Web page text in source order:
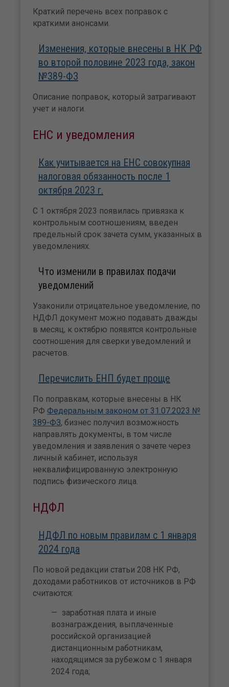
Краткий перечень всех поправок с
краткими анонсами.
Изменения, которые внесены в НК РФ
во второй половине 2023 года, закон
№389-ФЗ
Описание поправок, который затрагивают
учет и налоги.
ЕНС и уведомления
Как учитывается на ЕНС совокупная
налоговая обязанность после 1
октября 2023 г.
С 1 октября 2023 появилась привязка к
контрольным соотношениям, введен
предельный срок зачета сумм, указанных в
уведомлениях.
Что изменили в правилах подачи
уведомлений
Узаконили отрицательное уведомление, по
НДФЛ документ можно подавать дважды
в месяц, к октябрю появятся контрольные
соотношения для сверки уведомлений и
расчетов.
Перечислить ЕНП будет проще
По поправкам, которые внесены в НК
РФ Федеральным законом от 31.07.2023 №
389-ФЗ, бизнес получил возможность
направлять документы, в том числе
уведомления и заявления о зачете через
личный кабинет, используя
неквалифицированную электронную
подпись физического лица.
НДФЛ
НДФЛ по новым правилам с 1 января
2024 года
По новой редакции статьи 208 НК РФ,
доходами работников от источников в РФ
считаются:
заработная плата и иные
вознаграждения, выплаченные
российской организацией
дистанционным работникам,
находящимся за рубежом с 1 января
2024 года;